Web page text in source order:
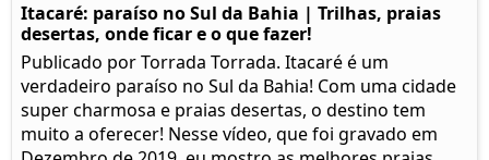
Itacaré: paraíso no Sul da Bahia | Trilhas, praias
desertas, onde ficar e o que fazer!
Publicado por Torrada Torrada. Itacaré é um
verdadeiro paraíso no Sul da Bahia! Com uma cidade
super charmosa e praias desertas, o destino tem
muito a oferecer! Nesse vídeo, que foi gravado em